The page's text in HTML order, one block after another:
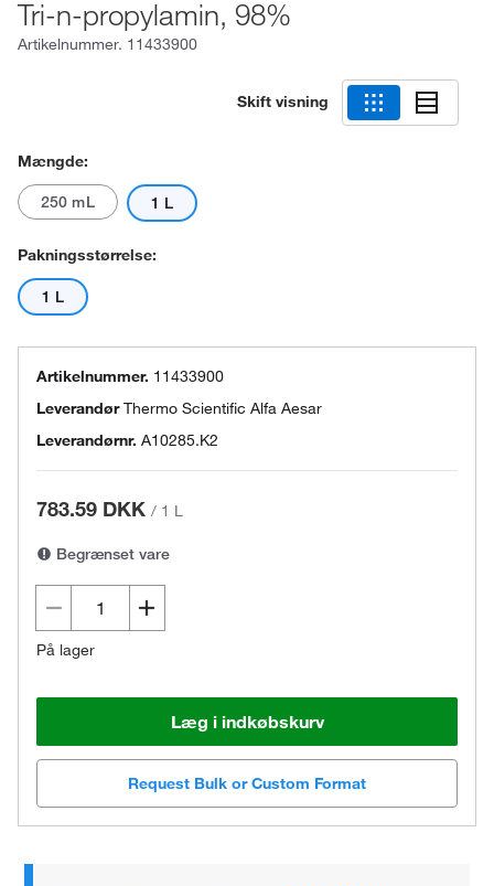
Tri-n-propylamin, 98%
Artikelnummer. 11433900
Skift visning
Mængde:
250 mL 1 L
Pakningsstørrelse:
1 L
Artikelnummer. 11433900
LeverandørThermo Scientific Alfa Aesar
Leverandørnr. A10285.K2
783.59 DKK / 1 L
Begrænset vare
På lager
Læg i indkøbskurv
Request Bulk or Custom Format